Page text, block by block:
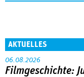
AKTUELLES
06.08.2026
Filmgeschichte: